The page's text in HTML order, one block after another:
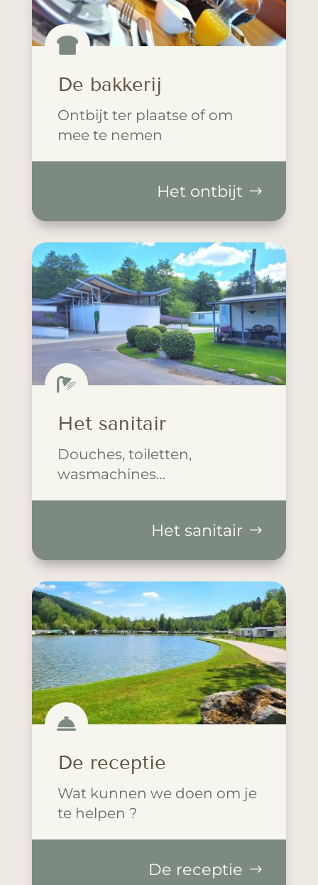

De bakkerij
Ontbijt ter plaatse of om
mee te nemen
Het ontbijt

Het sanitair
Douches, toiletten,
wasmachines…
Het sanitair

De receptie
Wat kunnen we doen om je
te helpen ?
De receptie